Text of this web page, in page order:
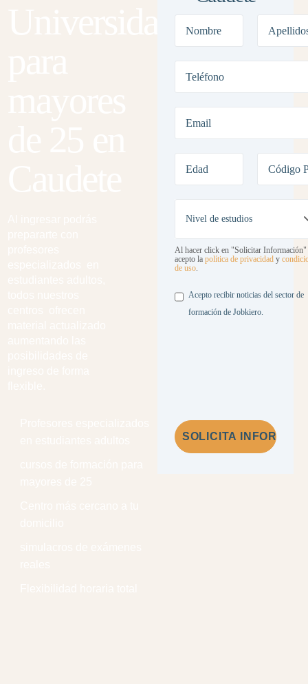
Universidad
Al hacer click en "Solicitar Información"
acepto la política de privacidad y
de uso.
LegalAcepto recibir noticias del sector de
formación de Jobkiero.